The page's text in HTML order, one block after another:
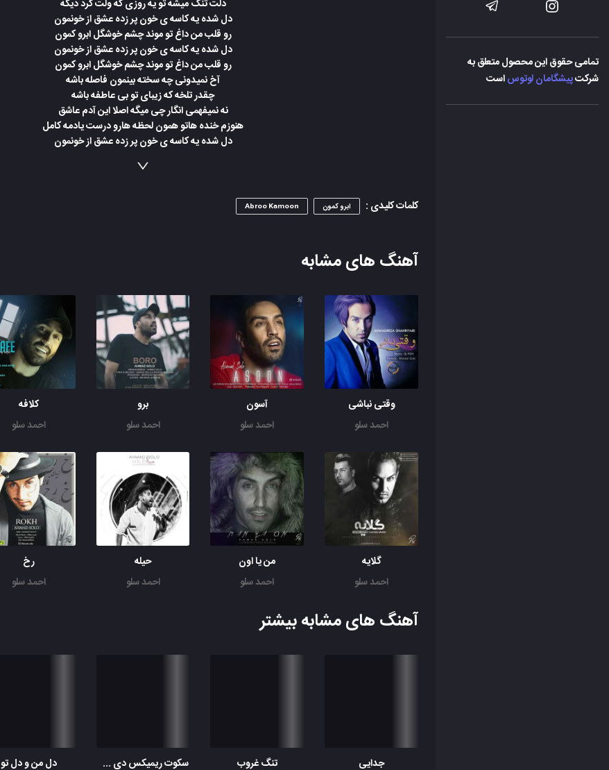
تمامی حقوق این محصول متعلق به
شرکتپیشگامان لوتوساست
دلت تنگ میشه تو یه روزی که ولت کرد دیگه
دل شده یه کاسه ی خون پر زده عشق از خونمون
رو قلب من داغ تو موند چشم خوشگل ابرو کمون
دل شده یه کاسه ی خون پر زده عشق از خونمون
رو قلب من داغ تو موند چشم خوشگل ابرو کمون
آخ نمیدونی چه سخته بینمون فاصله باشه
چقدر تلخه که زیبای تو بی عاطفه باشه
نه نمیفهمی انگار چی میگه اصلا این آدم عاشق
هنوزم خنده هاتو همون لحظه هارو درست یادمه کامل
دل شده یه کاسه ی خون پر زده عشق از خونمون
دل شده یه کاسه ی خون پر زده عشق از خونمون
کلمات کلیدی :
ابرو کمون Abroo Kamoon
آهنگ های مشابه
وقتی نباشی
احمد سلو
آسون
احمد سلو
برو
احمد سلو
کلافه
احمد سلو
گلایه
احمد سلو
من یا اون
احمد سلو
حیله
احمد سلو
رخ
احمد سلو
آهنگ های مشابه بیشتر
جدایی تنگ غروب سکوت ریمیکس دی جی رامین دل من و دل تو